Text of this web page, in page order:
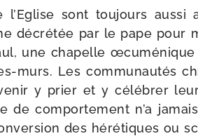
sont tou­jours aus­si
décré­tée par le pape
une cha­pelle
​murs. Les com­mu­nau­tés
y prier et y célé­brer
de com­por­te­ment n’a
des héré­tiques ou